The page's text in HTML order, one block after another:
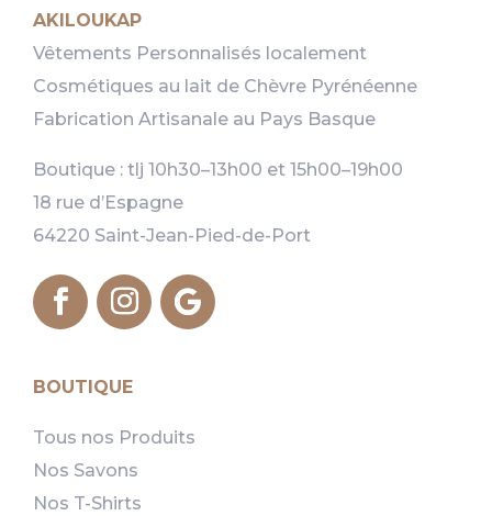
AKILOUKAP
Vêtements Personnalisés localement
Cosmétiques au lait de Chèvre Pyrénéenne
Fabrication Artisanale au Pays Basque
Boutique : tlj 10h30–13h00 et 15h00–19h00
18 rue d’Espagne
64220 Saint-Jean-Pied-de-Port
BOUTIQUE
Tous nos Produits
Nos Savons
Nos T-Shirts